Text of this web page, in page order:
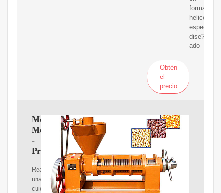
forma
helicoidal,
dise?
ado
Obtén
el
precio
Molino
Mequinenza
-
Proveedores.com
Realizamos
una
cuidada